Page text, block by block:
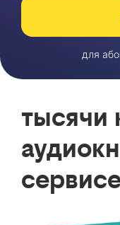
для
тысячи